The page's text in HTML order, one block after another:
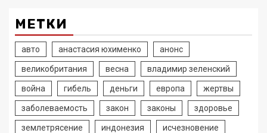
МЕТКИ
авто анастасия юхименко анонс
великобритания весна владимир зеленский
война гибель деньги европа жертвы
заболеваемость закон законы здоровье
землетрясение индонезия исчезновение